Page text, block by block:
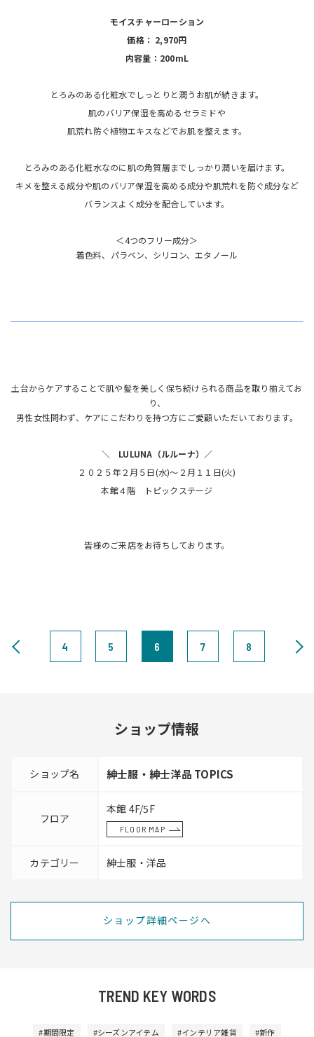
モイスチャーローション
価格： 2,970円
内容量：200mL
とろみのある化粧水でしっとりと潤うお肌が続きます。
肌のバリア保湿を高めるセラミドや
肌荒れ防ぐ植物エキスなどでお肌を整えます。
とろみのある化粧水なのに肌の角質層までしっかり潤いを届けます。
キメを整える成分や肌のバリア保湿を高める成分や肌荒れを防ぐ成分など
バランスよく成分を配合しています。
＜4つのフリー成分＞
着色料、パラベン、シリコン、エタノール
土台からケアすることで肌や髪を美しく保ち続けられる商品を取り揃えてお
り、
男性女性問わず、ケアにこだわりを持つ方にご愛顧いただいております。
＼ LULUNA（ルルーナ）／
２０２５年２月５日(水)～２月１１日(火)
本館４階 トピックステージ
皆様のご来店をお待ちしております。
4 5 6 7 8
ショップ情報
ショップ名 紳士服・紳士洋品 TOPICS
フロア
本館 4F/5F
FLOOR MAP
カテゴリー 紳士服・洋品
ショップ詳細ページへ
TREND KEY WORDS
#期間限定 #シーズンアイテム #インテリア雑貨 #新作